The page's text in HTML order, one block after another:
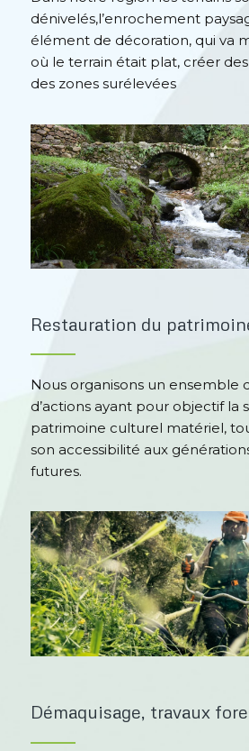
dénivelés,l’enrochement
élément de décoration, qui va
où le terrain était plat, créer
des zones surélevées
Restauration du
Nous organisons un ensemble
d’actions ayant pour objectif la
patrimoine culturel matériel,
son accessibilité aux
futures.
Démaquisage, travaux